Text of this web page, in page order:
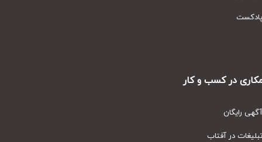
در کسب و کار
رایگان
در آفتاب